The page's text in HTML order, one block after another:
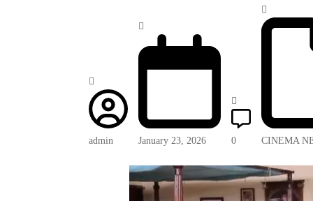
admin January 23, 2026 0 CINEMA